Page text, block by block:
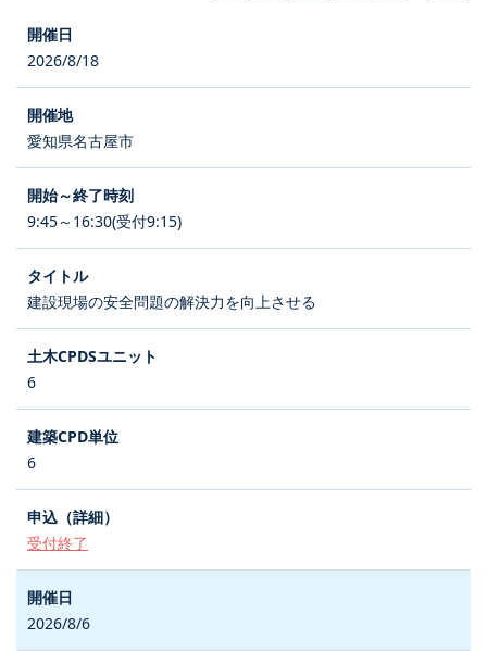
2026/8/18
愛知県名古屋市
9:45～16:30(受付9:15)
建設現場の安全問題の解決力を向上させる
6
6
受付終了
2026/8/6